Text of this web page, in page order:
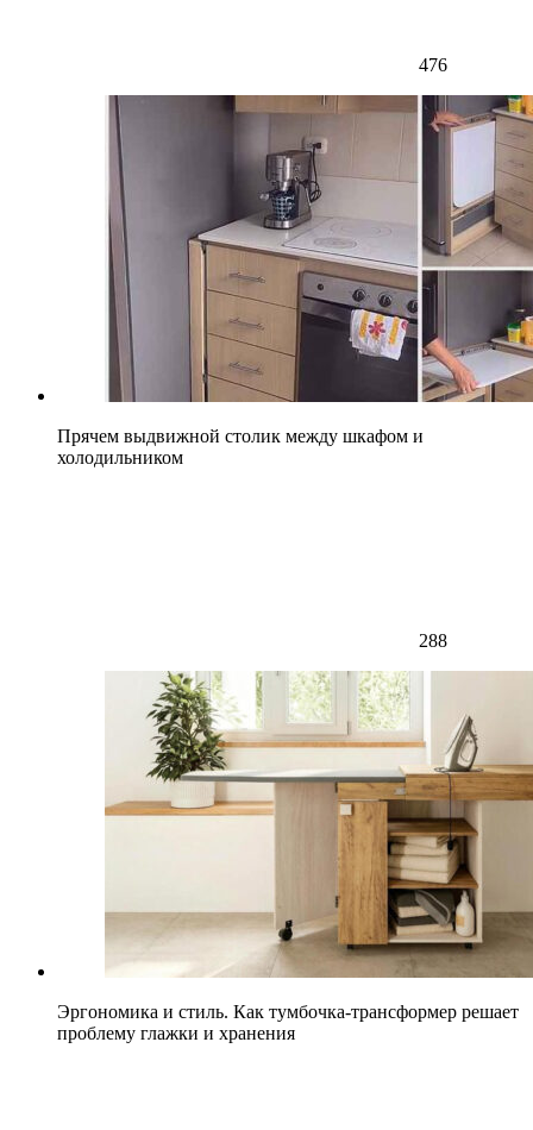
476
Прячем выдвижной столик между шкафом и
холодильником
288
Эргономика и стиль. Как тумбочка-трансформер решает
проблему глажки и хранения